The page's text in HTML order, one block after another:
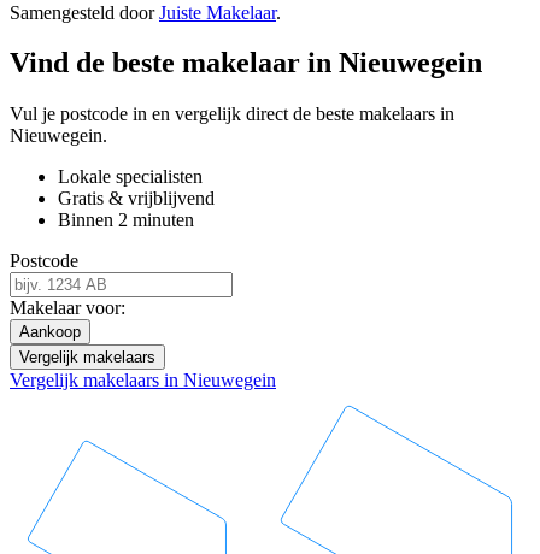
Samengesteld doorJuiste Makelaar.
Vind de beste makelaar in Nieuwegein
Vul je postcode in en vergelijk direct de beste makelaars in
Nieuwegein.
Lokale specialisten
Gratis & vrijblijvend
Binnen 2 minuten
Postcode
Makelaar voor:
Aankoop
Vergelijk makelaars
Vergelijk makelaars in Nieuwegein